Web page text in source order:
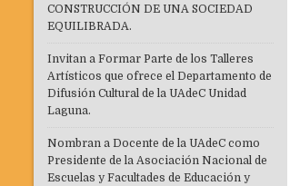
CONSTRUCCIÓN DE UNA SOCIEDAD
EQUILIBRADA.
Invitan a Formar Parte de los Talleres
Artísticos que ofrece el Departamento de
Difusión Cultural de la UAdeC Unidad
Laguna.
Nombran a Docente de la UAdeC como
Presidente de la Asociación Nacional de
Escuelas y Facultades de Educación y